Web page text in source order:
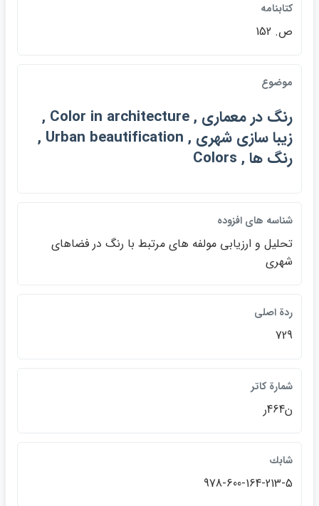
كتابنامه
ص. 152
موضوع
رنگ در معماري , Color in architecture ,
زيبا سازي شهري , Urban beautification ,
رنگ ها , Colors
شناسه هاي افزوده
تحليل و ارزيابي مولفه هاي مرتبط با رنگ در فضاهاي
شهري
ردة اصلي
729
شمارة كاتر
ن464ر
شابك
978-600-164-213-5